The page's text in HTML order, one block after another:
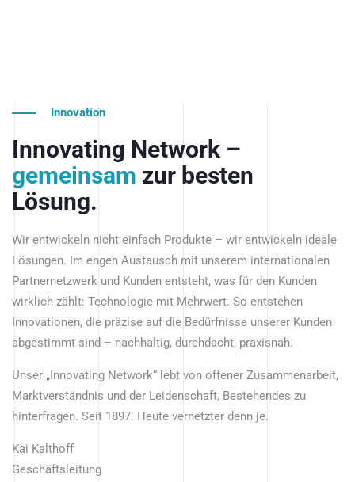
Innovation
Innovating Network –
gemeinsam zur besten
Lösung.
Wir entwickeln nicht einfach Produkte – wir entwickeln ideale
Lösungen. Im engen Austausch mit unserem internationalen
Partnernetzwerk und Kunden entsteht, was für den Kunden
wirklich zählt: Technologie mit Mehrwert. So entstehen
Innovationen, die präzise auf die Bedürfnisse unserer Kunden
abgestimmt sind – nachhaltig, durchdacht, praxisnah.
Unser „Innovating Network“ lebt von offener Zusammenarbeit,
Marktverständnis und der Leidenschaft, Bestehendes zu
hinterfragen. Seit 1897. Heute vernetzter denn je.
Kai Kalthoff
Geschäftsleitung